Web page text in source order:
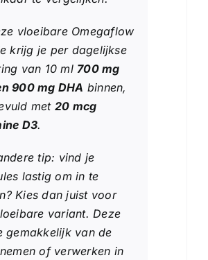
vloeibare Omegaflow
krijg je per dagelijkse
van 10 ml 700 mg
900 mg DHA binnen,
met 20 mcg
D3.
tip: vind je
lastig om in te
Kies dan juist voor
variant. Deze
gemakkelijk van de
of verwerken in